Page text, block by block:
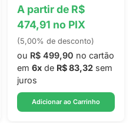
A partir de R$
474,91 no PIX
(5,00% de desconto)
ou R$ 499,90 no cartão
em 6x de R$ 83,32 sem
juros
Adicionar ao Carrinho